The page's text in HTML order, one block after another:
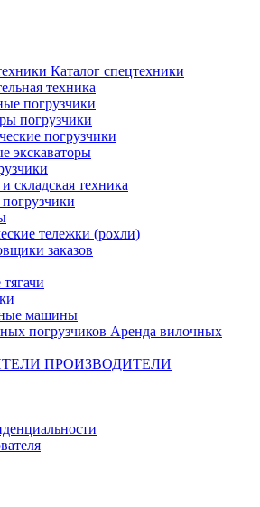
Каталог спецтехники
техника
погрузчики
погрузчики
погрузчики
экскаваторы
складская техника
тележки (рохли)
заказов
машины
Аренда вилочных
ПРОИЗВОДИТЕЛИ